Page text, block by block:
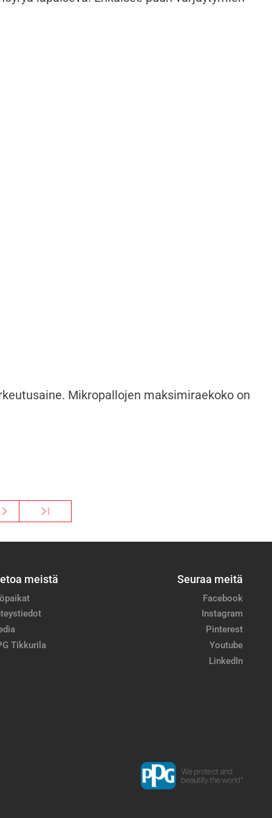
Mikropallojen maksimiraekoko on
›
Seuraava sivu
Viimeinen »
Viimeinen sivu
meistä
Tikkurila
Seuraa meitä
Facebook
Instagram
Pinterest
Youtube
LinkedIn